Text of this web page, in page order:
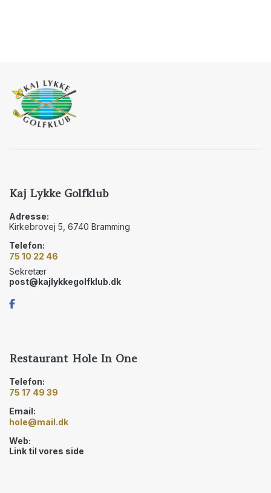
Kaj Lykke Golfklub
Adresse:
Kirkebrovej 5, 6740 Bramming
Telefon:
75 10 22 46
Sekretær
post@kajlykkegolfklub.dk
Restaurant Hole In One
Telefon:
75 17 49 39
Email:
hole@mail.dk
Web:
Link til vores side